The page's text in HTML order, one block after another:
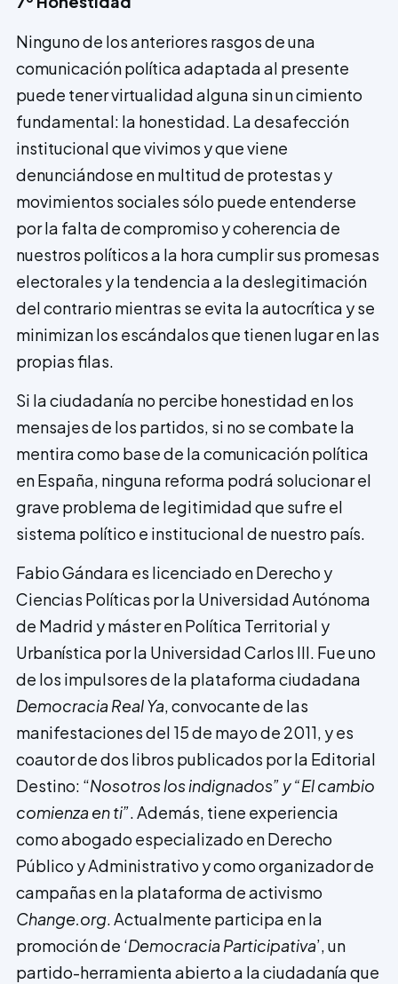
Ninguno de los anteriores rasgos de una
comunicación política adaptada al presente
puede tener virtualidad alguna sin un cimiento
fundamental: la honestidad. La desafección
institucional que vivimos y que viene
denunciándose en multitud de protestas y
movimientos sociales sólo puede entenderse
por la falta de compromiso y coherencia de
nuestros políticos a la hora cumplir sus promesas
electorales y la tendencia a la deslegitimación
del contrario mientras se evita la autocrítica y se
minimizan los escándalos que tienen lugar en las
propias filas.
Si la ciudadanía no percibe honestidad en los
mensajes de los partidos, si no se combate la
mentira como base de la comunicación política
en España, ninguna reforma podrá solucionar el
grave problema de legitimidad que sufre el
sistema político e institucional de nuestro país.
Fabio Gándara es licenciado en Derecho y
Ciencias Políticas por la Universidad Autónoma
de Madrid y máster en Política Territorial y
Urbanística por la Universidad Carlos III. Fue uno
de los impulsores de la plataforma ciudadana
Democracia Real Ya, convocante de las
manifestaciones del 15 de mayo de 2011, y es
coautor de dos libros publicados por la Editorial
Destino: “Nosotros los indignados” y “El cambio
comienza en ti”. Además, tiene experiencia
como abogado especializado en Derecho
Público y Administrativo y como organizador de
campañas en la plataforma de activismo
Change.org. Actualmente participa en la
promoción de ‘Democracia Participativa’, un
partido-herramienta abierto a la ciudadanía que